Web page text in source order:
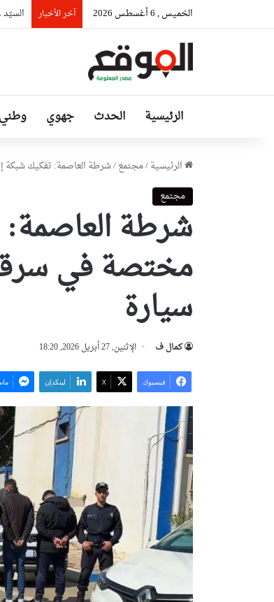
الخميس , 6 أغسطس 2026 آخر الأخبار
الرئيسية الحدث جهوي وطني
الرئيسية/مجتمع/شرطة العاصمة: تفكيك شبكة
مجتمع
شرطة
سيارة
كمال ف الإثنين, 27 أبريل 2026, 18:20
فيسبوك ‫X لينكدإن